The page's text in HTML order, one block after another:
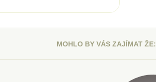
MOHLO BY VÁS ZAJÍMAT ŽE: